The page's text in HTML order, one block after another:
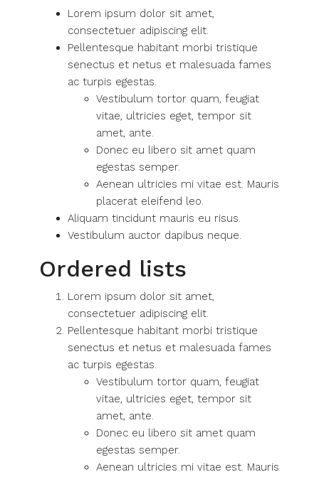
Lorem ipsum dolor sit amet,
consectetuer adipiscing elit.
Pellentesque habitant morbi tristique
senectus et netus et malesuada fames
ac turpis egestas.
Vestibulum tortor quam, feugiat
vitae, ultricies eget, tempor sit
amet, ante.
Donec eu libero sit amet quam
egestas semper.
Aenean ultricies mi vitae est. Mauris
placerat eleifend leo.
Aliquam tincidunt mauris eu risus.
Vestibulum auctor dapibus neque.
Ordered lists
Lorem ipsum dolor sit amet,
consectetuer adipiscing elit.
Pellentesque habitant morbi tristique
senectus et netus et malesuada fames
ac turpis egestas.
Vestibulum tortor quam, feugiat
vitae, ultricies eget, tempor sit
amet, ante.
Donec eu libero sit amet quam
egestas semper.
Aenean ultricies mi vitae est. Mauris